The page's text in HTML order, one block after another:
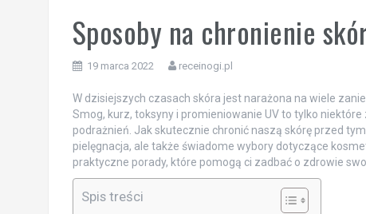
Sposoby na chronienie
19 marca 2022 receinogi.pl
W dzisiejszych czasach skóra jest narażona na wiele
Smog, kurz, toksyny i promieniowanie UV to tylko
podrażnień. Jak skutecznie chronić naszą skórę przed
pielęgnacja, ale także świadome wybory dotyczące
praktyczne porady, które pomogą ci zadbać o zdrowie
Spis treści